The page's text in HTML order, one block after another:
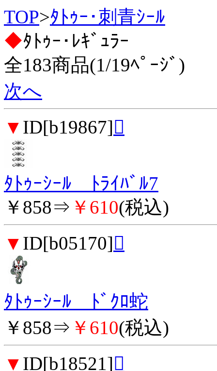
TOP>ﾀﾄｩｰ･刺青ｼｰﾙ
◆ﾀﾄｩｰ･ﾚｷﾞｭﾗｰ
全183商品(1/19ﾍﾟｰｼﾞ)
次へ
▼ ID[b19867]
ﾀﾄｩｰｼｰﾙ ﾄﾗｲﾊﾞﾙ7
￥858⇒ ￥610(税込)
▼ ID[b05170]
ﾀﾄｩｰｼｰﾙ ﾄﾞｸﾛ蛇
￥858⇒ ￥610(税込)
▼ ID[b18521]